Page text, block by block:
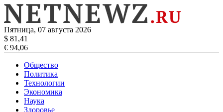
Пятница, 07 августа 2026
$ 81,41
€ 94,06
Общество
Политика
Технологии
Экономика
Наука
Здоровье